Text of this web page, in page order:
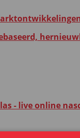
- live online